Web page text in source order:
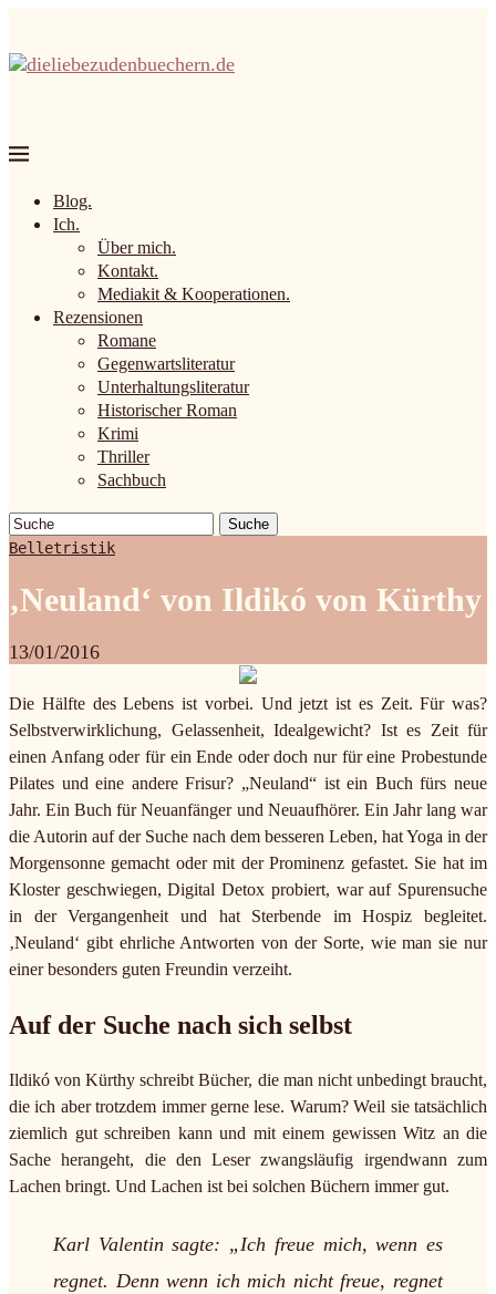
Blog.
Ich.
Über mich.
Kontakt.
Mediakit & Kooperationen.
Rezensionen
Romane
Gegenwartsliteratur
Unterhaltungsliteratur
Historischer Roman
Krimi
Thriller
Sachbuch
Suche
Belletristik
‚Neuland‘ von Ildikó von Kürthy
13/01/2016
Die Hälfte des Lebens ist vorbei. Und jetzt ist es Zeit. Für was?
Selbstverwirklichung, Gelassenheit, Idealgewicht? Ist es Zeit für
einen Anfang oder für ein Ende oder doch nur für eine Probestunde
Pilates und eine andere Frisur? „Neuland“ ist ein Buch fürs neue
Jahr. Ein Buch für Neuanfänger und Neuaufhörer. Ein Jahr lang war
die Autorin auf der Suche nach dem besseren Leben, hat Yoga in der
Morgensonne gemacht oder mit der Prominenz gefastet. Sie hat im
Kloster geschwiegen, Digital Detox probiert, war auf Spurensuche
in der Vergangenheit und hat Sterbende im Hospiz begleitet.
‚Neuland‘ gibt ehrliche Antworten von der Sorte, wie man sie nur
einer besonders guten Freundin verzeiht.
Auf der Suche nach sich selbst
Ildikó von Kürthy schreibt Bücher, die man nicht unbedingt braucht,
die ich aber trotzdem immer gerne lese. Warum? Weil sie tatsächlich
ziemlich gut schreiben kann und mit einem gewissen Witz an die
Sache herangeht, die den Leser zwangsläufig irgendwann zum
Lachen bringt. Und Lachen ist bei solchen Büchern immer gut.
Karl Valentin sagte: „Ich freue mich, wenn es
regnet. Denn wenn ich mich nicht freue, regnet